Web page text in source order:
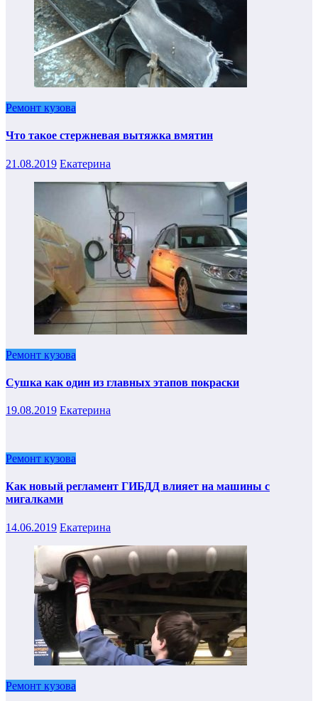
Ремонт кузова
Что такое стержневая вытяжка вмятин
21.08.2019 Екатерина
Ремонт кузова
Сушка как один из главных этапов покраски
19.08.2019 Екатерина
Ремонт кузова
Как новый регламент ГИБДД влияет на машины с
мигалками
14.06.2019 Екатерина
Ремонт кузова